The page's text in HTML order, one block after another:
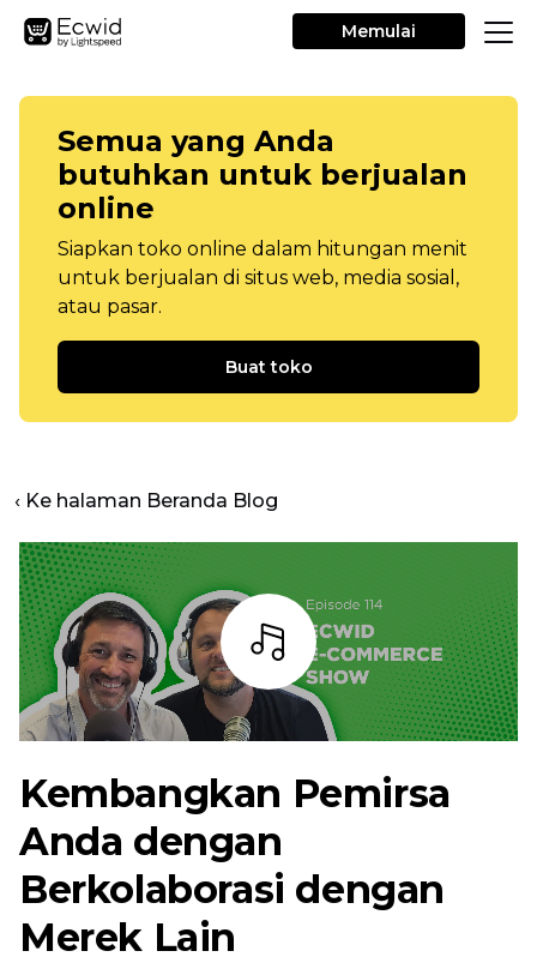
Memulai
Semua yang Anda
butuhkan untuk berjualan
online
Siapkan toko online dalam hitungan menit
untuk berjualan di situs web, media sosial,
atau pasar.
Buat toko
‹ Ke halaman Beranda Blog
Mendengarkan
Kembangkan Pemirsa
Anda dengan
Berkolaborasi dengan
Merek Lain